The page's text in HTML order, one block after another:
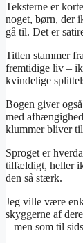
Teksterne er
noget, børn, der
gå til. Det er
Titlen stammer
fremtidige liv –
kvindelige
Bogen giver
med
klummer bliver
Sproget er
tilfældigt, heller
den så stærk.
Jeg ville være
skyggerne af
– men som til